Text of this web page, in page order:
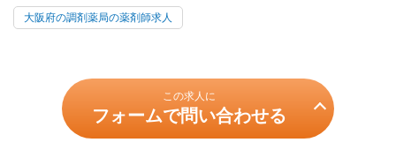
大阪府の調剤薬局の薬剤師求人
この求人に
フォームで問い合わせる